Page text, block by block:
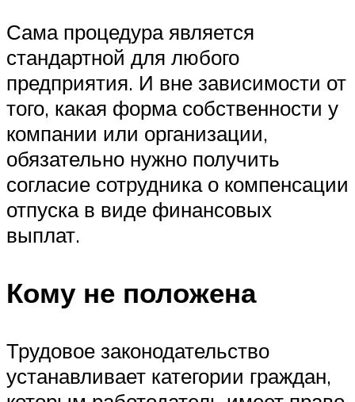
Сама процедура является
стандартной для любого
предприятия. И вне зависимости от
того, какая форма собственности у
компании или организации,
обязательно нужно получить
согласие сотрудника о компенсации
отпуска в виде финансовых
выплат.
Кому не положена
Трудовое законодательство
устанавливает категории граждан,